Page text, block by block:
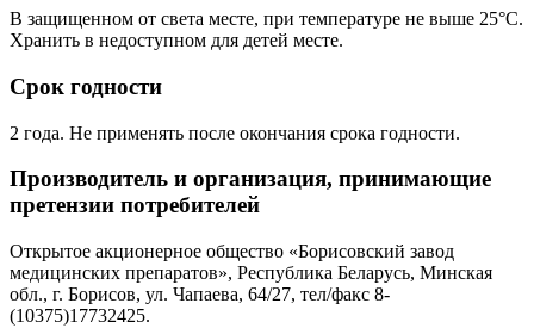
В защищенном от света месте, при температуре не выше 25°С.
Хранить в недоступном для детей месте.
Срок годности
2 года. Не применять после окончания срока годности.
Производитель и организация, принимающие
претензии потребителей
Открытое акционерное общество «Борисовский завод
медицинских препаратов», Республика Беларусь, Минская
обл., г. Борисов, ул. Чапаева, 64/27, тел/факс 8-
(10375)17732425.